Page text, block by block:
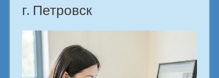
г. Петровск